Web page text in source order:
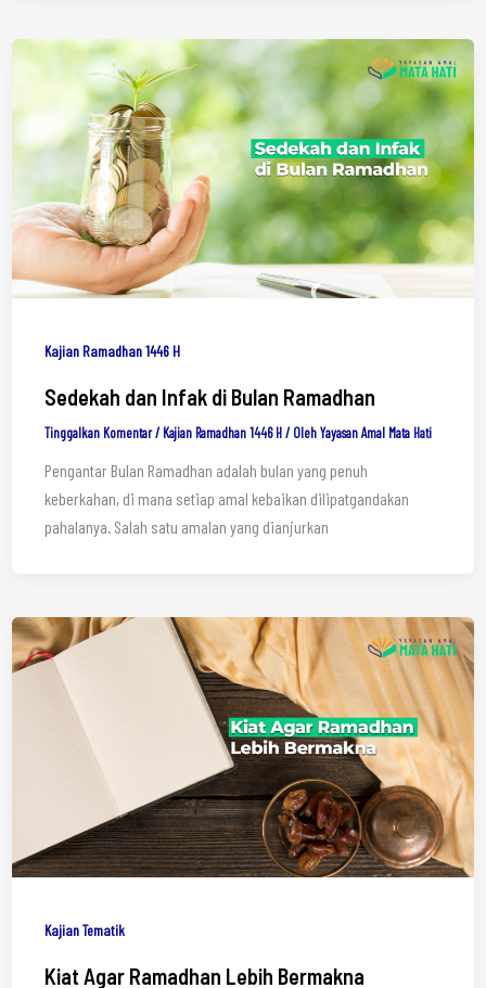
Kajian Ramadhan 1446 H
Sedekah dan Infak di Bulan Ramadhan
Tinggalkan Komentar / Kajian Ramadhan 1446 H/ OlehYayasan Amal Mata Hati
Pengantar Bulan Ramadhan adalah bulan yang penuh
keberkahan, di mana setiap amal kebaikan dilipatgandakan
pahalanya. Salah satu amalan yang dianjurkan
Kajian Tematik
Kiat Agar Ramadhan Lebih Bermakna